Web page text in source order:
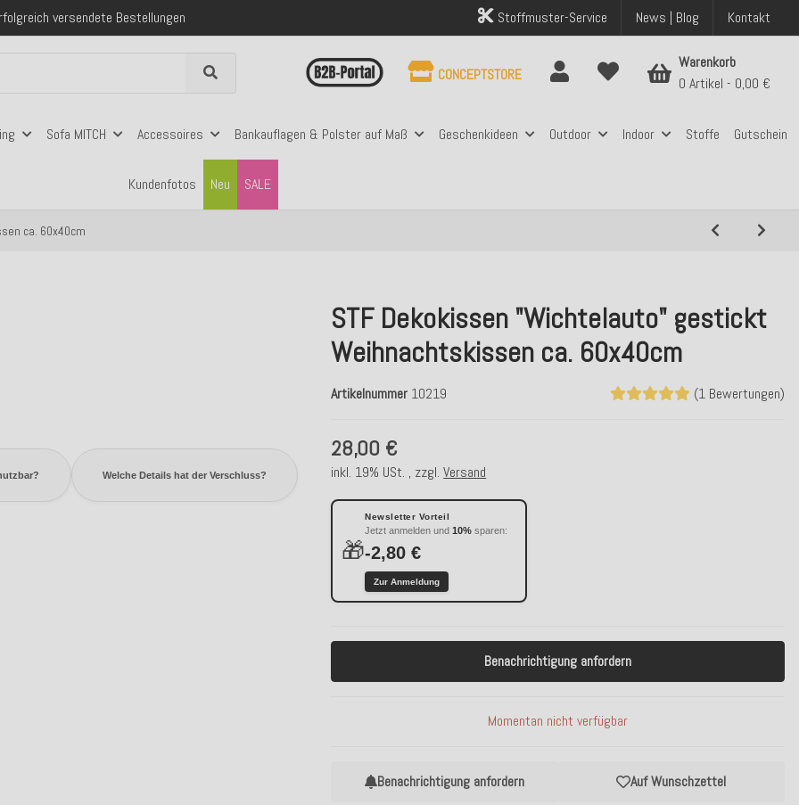
Klarna, PayPal & Amazon Pay
Deutschlands ab 99€ Bestellwert
Stoffmuster-Service News | Blog Kontakt
Sofa MITCH Accessoires Bankauflagen & Polster auf Maß Geschenkideen Outdoor Indoor Stoffe Gutschein
Kundenfotos SALE
Neu
CONCEPTSTORE
Warenkorb
0 Artikel
0,00 €
ca. 60x40cm
Welche Details hat der Verschluss?
STF Dekokissen "Wichtelauto" gestickt
Weihnachtskissen ca. 60x40cm
(1 Bewertungen)
Artikelnummer 10219
28,00 €
inkl. 19% USt. , zzgl.Versand
🎁
Newsletter Vorteil
Jetzt anmelden und10% sparen:
-2,80 €
Zur Anmeldung
Benachrichtigung anfordern Auf Wunschzettel
Benachrichtigung anfordern
Momentan nicht verfügbar